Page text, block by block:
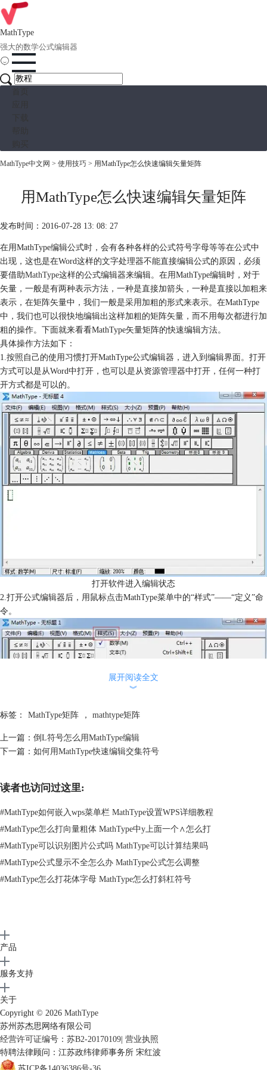
MathType
强大的数学公式编辑器
MathType中文网 > 使用技巧 > 用MathType怎么快速编辑矢量矩阵
用MathType怎么快速编辑矢量矩阵
发布时间：2016-07-28 13: 08: 27
在用MathType编辑公式时，会有各种各样的公式符号字母等等在公式中
出现，这也是在Word这样的文字处理器不能直接编辑公式的原因，必须
要借助MathType这样的公式编辑器来编辑。在用MathType编辑时，对于
矢量，一般是有两种表示方法，一种是直接加箭头，一种是直接以加粗来
表示，在矩阵矢量中，我们一般是采用加粗的形式来表示。在MathType
中，我们也可以很快地编辑出这样加粗的矩阵矢量，而不用每次都进行加
粗的操作。下面就来看看MathType矢量矩阵的快速编辑方法。
具体操作方法如下：
1.按照自己的使用习惯打开MathType公式编辑器，进入到编辑界面。打开
方式可以是从Word中打开，也可以是从资源管理器中打开，任何一种打
开方式都是可以的。
打开软件进入编辑状态
2.打开公式编辑器后，用鼠标点击MathType菜单中的“样式”——“定义”命
令。
点击MathType菜单中的“样式”——“定义”命令
3.随后会弹出一个“定义样式”对话框，在这个对话框中，将“向量和矩
阵”这一项后面的粗体勾选上，最后“确定”。
展开阅读全文
︾
标签： MathType矩阵 ， mathtype矩阵
上一篇： 倒L符号怎么用MathType编辑
下一篇： 如何用MathType快速编辑交集符号
读者也访问过这里:
#MathType如何嵌入wps菜单栏 MathType设置WPS详细教程
#MathType怎么打向量粗体 MathType中y上面一个∧怎么打
#MathType可以识别图片公式吗 MathType可以计算结果吗
#MathType公式显示不全怎么办 MathType公式怎么调整
#MathType怎么打花体字母 MathType怎么打斜杠符号
产品
服务支持
关于
Copyright © 2026 MathType
苏州苏杰思网络有限公司
经营许可证编号：苏B2-20170109 营业执照
特聘法律顾问：江苏政纬律师事务所 宋红波